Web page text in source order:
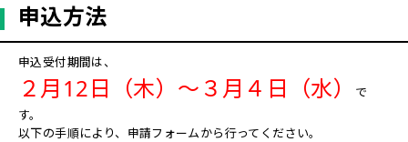
申込方法
申込受付期間は、
２月12日（木）～３月４日（水）
で
す。
以下の手順により、申請フォームから行ってください。